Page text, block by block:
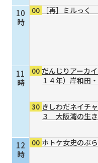
10
時
11
時
12
時
00 ［再］ミルっ
00 だんじりアーカ
１４年）岸和田
30 きしわだネイチ
３ 大阪湾の生
00 ホトケ女史のぶ